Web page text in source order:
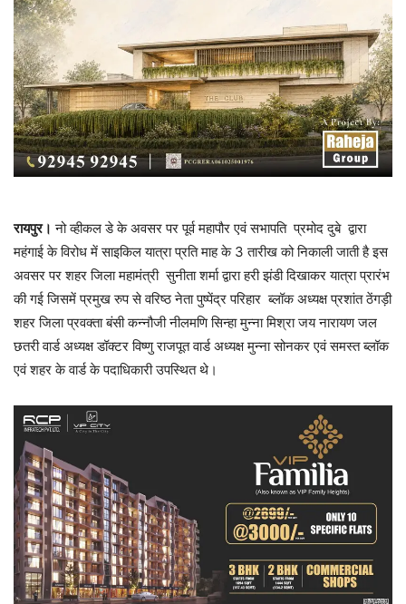
रायपुर। नो व्हीकल डे के अवसर पर पूर्व महापौर एवं सभापति प्रमोद दुबे द्वारा
महंगाई के विरोध में साइकिल यात्रा प्रति माह के 3 तारीख को निकाली जाती है इस
अवसर पर शहर जिला महामंत्री सुनीता शर्मा द्वारा हरी झंडी दिखाकर यात्रा प्रारंभ
की गई जिसमें प्रमुख रुप से वरिष्ठ नेता पुष्पेंद्र परिहार ब्लॉक अध्यक्ष प्रशांत ठेंगड़ी
शहर जिला प्रवक्ता बंसी कन्नौजी नीलमणि सिन्हा मुन्ना मिश्रा जय नारायण जल
छतरी वार्ड अध्यक्ष डॉक्टर विष्णु राजपूत वार्ड अध्यक्ष मुन्ना सोनकर एवं समस्त ब्लॉक
एवं शहर के वार्ड के पदाधिकारी उपस्थित थे।